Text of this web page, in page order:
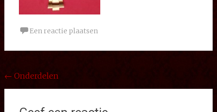
Een reactie plaatsen
Bericht
navigatie
← Onderdelen